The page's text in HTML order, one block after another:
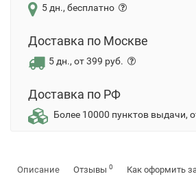
5 дн., бесплатно
Доставка по Москве
5 дн., от 399 руб.
Доставка по РФ
Более 10000 пунктов выдачи,
Описание Отзывы 0 Как оформить